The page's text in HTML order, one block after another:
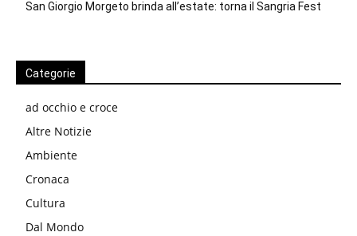
San Giorgio Morgeto brinda all’estate: torna il Sangria Fest
Categorie
ad occhio e croce
Altre Notizie
Ambiente
Cronaca
Cultura
Dal Mondo